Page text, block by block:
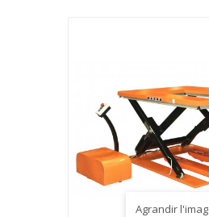
Agrandir